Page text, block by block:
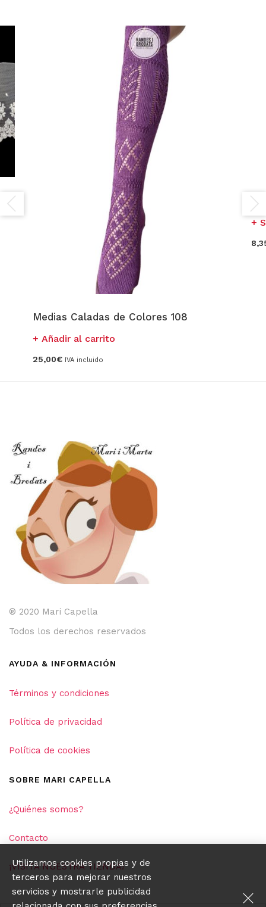
Medias Caladas de Colores 108
Añadir al carrito
25,00€ IVA incluido
® 2020 Mari Capella
Todos los derechos reservados
AYUDA & INFORMACIÓN
Términos y condiciones
Política de privacidad
Política de cookies
SOBRE MARI CAPELLA
¿Quiénes somos?
Contacto
¡VISITA NUESTRA TIENDA!
Utilizamos cookies propias y de
terceros para mejorar nuestros
servicios y mostrarle publicidad